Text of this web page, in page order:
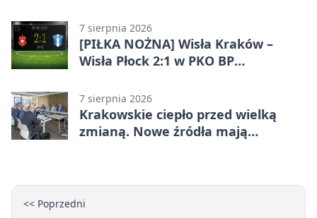
7 sierpnia 2026
[PIŁKA NOŻNA] Wisła Kraków –
Wisła Płock 2:1 w PKO BP
ważnymi punktami
7 sierpnia 2026
Krakowskie ciepło przed wielką
zmianą. Nowe źródła mają
<< Poprzedni